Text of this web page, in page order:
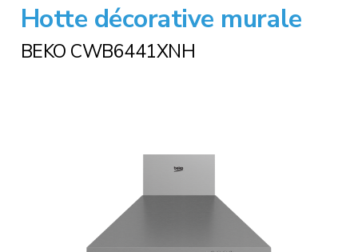
Hotte décorative murale
BEKO CWB6441XNH